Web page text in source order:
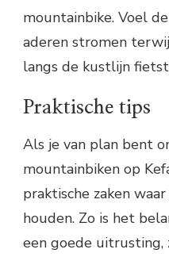
mountainbike. Voel
aderen stromen
langs de kustlijn
Praktische tips
Als je van plan bent
mountainbiken op
praktische zaken
houden. Zo is het
een goede uitrusting,